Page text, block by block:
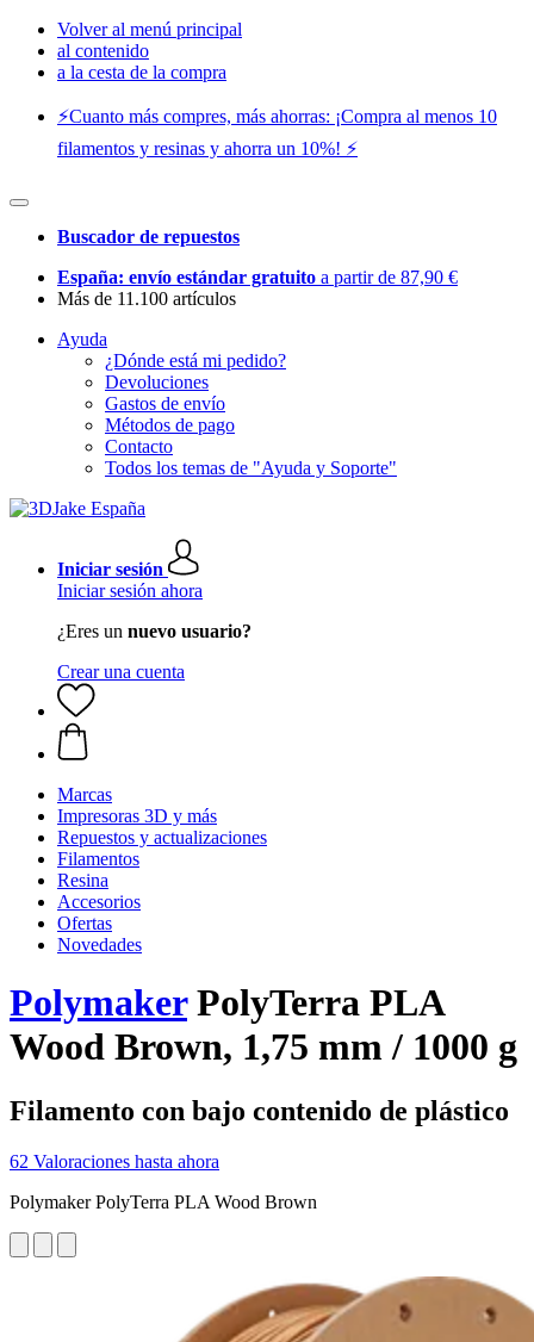
Volver al menú principal
al contenido
a la cesta de la compra
⚡️Cuanto más compres, más ahorras: ¡Compra al menos 10
filamentos y resinas y ahorra un 10%! ⚡️
Buscador de repuestos
España: envío estándar gratuito a partir de 87,90 €
Más de 11.100 artículos
Ayuda
¿Dónde está mi pedido?
Devoluciones
Gastos de envío
Métodos de pago
Contacto
Todos los temas de "Ayuda y Soporte"
Iniciar sesión
Iniciar sesión ahora
¿Eres un nuevo usuario?
Crear una cuenta
Marcas
Impresoras 3D y más
Repuestos y actualizaciones
Filamentos
Resina
Accesorios
Ofertas
Novedades
PolymakerPolyTerra PLA
Wood Brown, 1,75 mm / 1000 g
Filamento con bajo contenido de plástico
62 Valoraciones hasta ahora
Polymaker PolyTerra PLA Wood Brown